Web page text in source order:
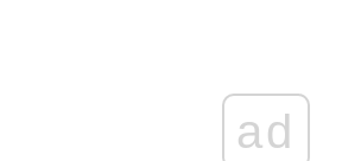
ad